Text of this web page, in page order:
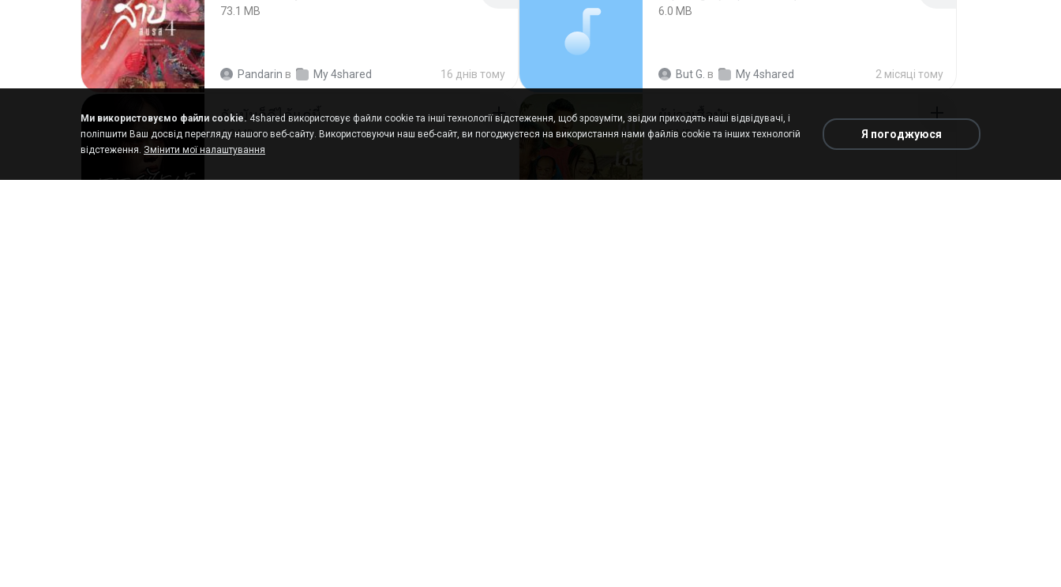
73.1 MB
Pandarin в My 4shared 16 днів тому
6.0 MB
But G. в My 4shared 2 місяці тому
ฉันมันก็ดีได้แค่นี้
4.2 MB
ผู้บ่าวเสื้อปุ๋ย
5.2 MB
Ми використовуємо файли cookie. 4shared використовує файли cookie та інші технології відстеження, щоб зрозуміти, звідки приходять наші відвідувачі, і
поліпшити Ваш досвід перегляду нашого веб-сайту. Використовуючи наш веб-сайт, ви погоджуєтеся на використання нами файлів cookie та інших технологій
відстеження. Змінити мої налаштування
Я погоджуюся